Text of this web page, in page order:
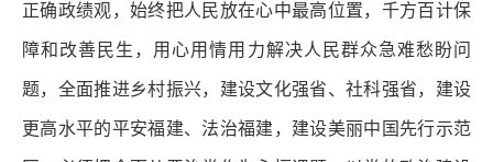
正确政绩观，始终把人民放在心中最高位置，千方百计保
障和改善民生，用心用情用力解决人民群众急难愁盼问
题，全面推进乡村振兴，建设文化强省、社科强省，建设
更高水平的平安福建、法治福建，建设美丽中国先行示范